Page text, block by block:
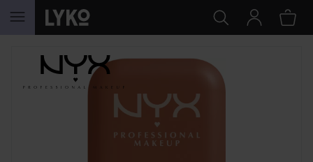
SIIRTYÄ JHK SISÄLTÖÖN
OHITA OSIO